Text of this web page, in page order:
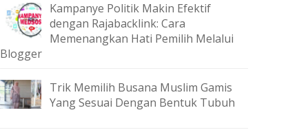
Kampanye Politik Makin Efektif
dengan Rajabacklink: Cara
Memenangkan Hati Pemilih Melalui
Blogger
Trik Memilih Busana Muslim Gamis
Yang Sesuai Dengan Bentuk Tubuh